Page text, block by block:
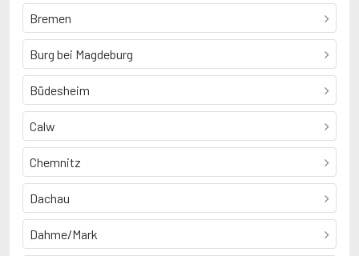
Bremen
Burg bei Magdeburg
Büdesheim
Calw
Chemnitz
Dachau
Dahme/Mark